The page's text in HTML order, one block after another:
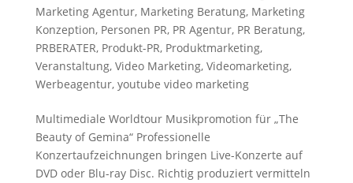
Marketing Agentur, Marketing Beratung, Marketing
Konzeption, Personen PR, PR Agentur, PR Beratung,
PRBERATER, Produkt-PR, Produktmarketing,
Veranstaltung, Video Marketing, Videomarketing,
Werbeagentur, youtube video marketing
Multimediale Worldtour Musikpromotion für „The
Beauty of Gemina“ Professionelle
Konzertaufzeichnungen bringen Live-Konzerte auf
DVD oder Blu-ray Disc. Richtig produziert vermitteln